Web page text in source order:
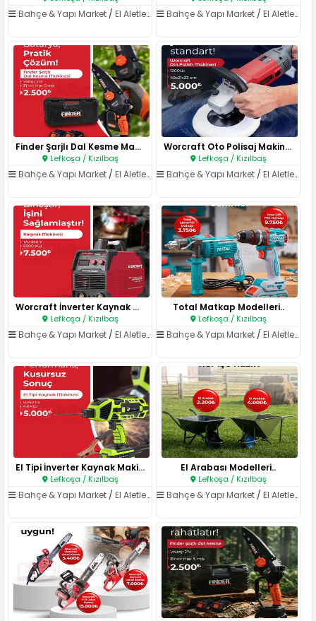
Bahçe & Yapı Market / El Aletleri & Elektrikli Aletler Bahçe & Yapı Market /El Aletleri & Elektrikli Aletler
Finder Şarjlı Dal Kesme Makine..
Lefkoşa / Kızılbaş
Bahçe & Yapı Market / El Aletleri & Elektrikli Aletler
Worcraft Oto Polisaj Makinesi..
Lefkoşa / Kızılbaş
Bahçe & Yapı Market /El Aletleri & Elektrikli Aletler
Worcraft İnverter Kaynak Makin..
Lefkoşa / Kızılbaş
Bahçe & Yapı Market / El Aletleri & Elektrikli Aletler
Total Matkap Modelleri..
Lefkoşa / Kızılbaş
Bahçe & Yapı Market /El Aletleri & Elektrikli Aletler
El Tipi İnverter Kaynak Makine..
Lefkoşa / Kızılbaş
Bahçe & Yapı Market / El Aletleri & Elektrikli Aletler
El Arabası Modelleri..
Lefkoşa / Kızılbaş
Bahçe & Yapı Market /El Aletleri & Elektrikli Aletler